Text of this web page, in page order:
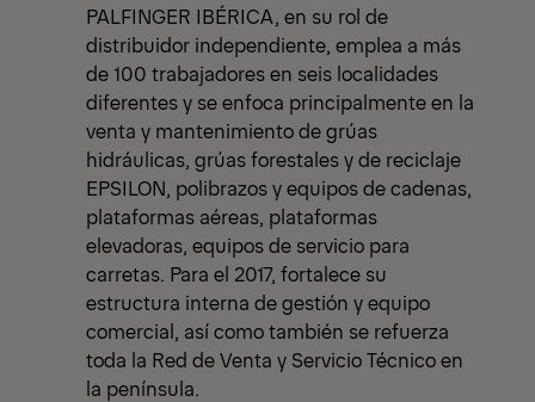
PALFINGER IBÉRICA, en su rol de
distribuidor independiente, emplea a más
de 100 trabajadores en seis localidades
diferentes y se enfoca principalmente en la
venta y mantenimiento de grúas
hidráulicas, grúas forestales y de reciclaje
EPSILON, polibrazos y equipos de cadenas,
plataformas aéreas, plataformas
elevadoras, equipos de servicio para
carretas. Para el 2017, fortalece su
estructura interna de gestión y equipo
comercial, así como también se refuerza
toda la Red de Venta y Servicio Técnico en
la península.